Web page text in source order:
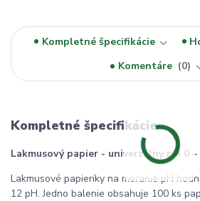
Kompletné špecifikácie
Komentáre
0
Kompletné špecifikácie
Lakmusový papier - univerzálny pH 0 –
Lakmusové papieriky na meranie pH
12 pH. Jedno balenie obsahuje 100 ks